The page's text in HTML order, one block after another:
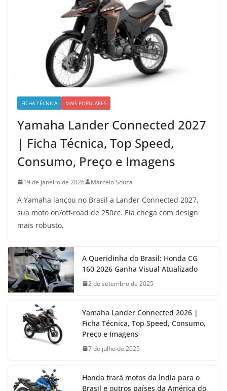
FICHA TÉCNICA MAIS POPULARES
Yamaha Lander Connected 2027
| Ficha Técnica, Top Speed,
Consumo, Preço e Imagens
19 de janeiro de 2026 Marcelo Souza
A Yamaha lançou no Brasil a Lander Connected 2027,
sua moto on/off-road de 250cc. Ela chega com design
mais robusto,
A Queridinha do Brasil: Honda CG
160 2026 Ganha Visual Atualizado
2 de setembro de 2025
Yamaha Lander Connected 2026 |
Ficha Técnica, Top Speed, Consumo,
Preço e Imagens
7 de julho de 2025
Honda trará motos da Índia para o
Brasil e outros países da América do